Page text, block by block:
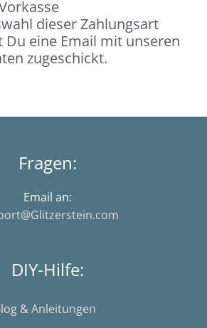
dieser Zahlungsart
Du eine Email mit unseren
zugeschickt.
Fragen:
Email an:
DIY-Hilfe:
& Anleitungen